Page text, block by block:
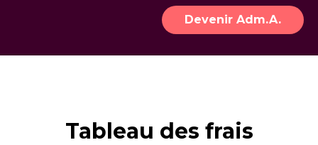
Devenir Adm.A.
Tableau des frais